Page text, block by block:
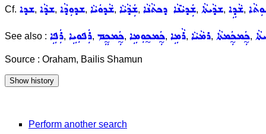
Cf. ܫܕܐ, ܫܕܵܐ, ܫܕܘܼܕܵܐ, ܫܵܕܘܿܝܵܐ, ܫܲܕܵܝܵܐ, ܫܲܕܝܵܢܵܐ ܕܟܬܵܢܵܐ, ܫܕܵܝܬܵܐ, ܫܵܕܹܐ,
See also : ܪܲܦܹܐ, ܪܲܦܘܼܝܹܐ, ܟ̰ܲܡܟ̰ܸܡ, ܟ̰ܲܡܟ̰ܘܼܡܹܐ, ܪܵܡܹܐ, ܪܡܵܝܵܐ, ܟ̰ܲܡܟ̰ܲܡܬܵܐ,
Source : Oraham, Bailis Shamun
Perform another search